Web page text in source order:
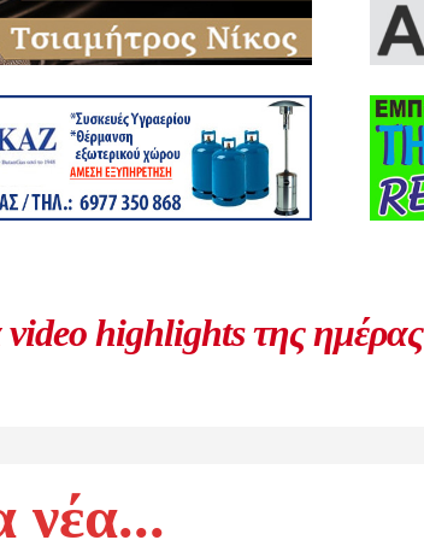
highlights της ημέρας
νέα...